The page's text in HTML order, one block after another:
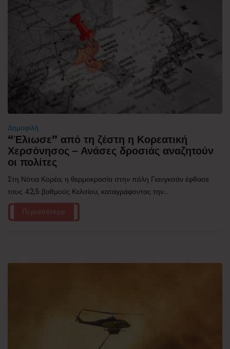
Δημοφιλή
“Έλιωσε” από τη ζέστη η Κορεατική
Χερσόνησος – Ανάσες δροσιάς αναζητούν
οι πολίτες
Στη Νότια Κορέα, η θερμοκρασία στην πόλη Γιανγκσάν έφθασε
τους 42,5 βαθμούς Κελσίου, καταγράφοντας την...
Περισσότερα